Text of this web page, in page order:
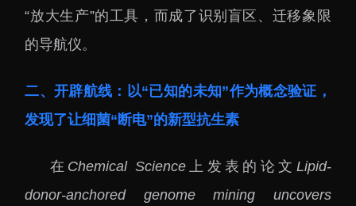
树立和践行正确政绩观
学习教育
我为群众办实事
国家生物制造产业创新
深圳合成生物学创新研
究院
深圳先进电子材料国际
深圳脑解析与脑模拟重
大科技基础设施
“放大生产”的工具，而成了识别盲区、迁移象限
的导航仪。
二、开辟航线：以“已知的未知”作为概念验证，
发现了让细菌“断电”的新型抗生素
在 Chemical Science上发表的论文 Lipid-
donor-anchored genome mining uncovers